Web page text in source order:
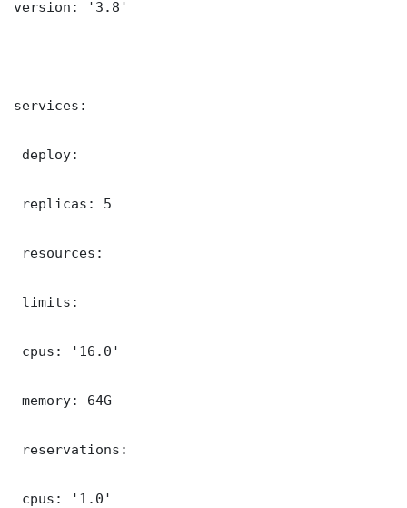
version: '3.8'
services:
deploy:
replicas: 5
resources:
limits:
cpus: '16.0'
memory: 64G
reservations:
cpus: '1.0'